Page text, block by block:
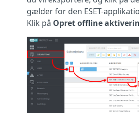
gælder for den ESET-
Klik på Opret offline